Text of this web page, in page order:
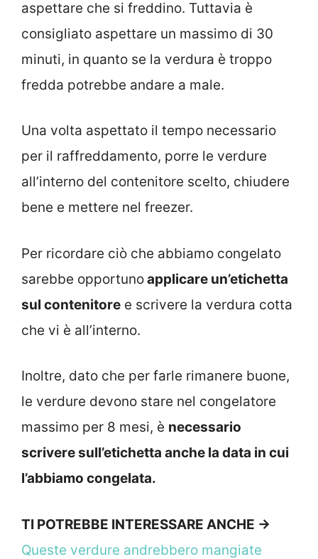
aspettare che si freddino. Tuttavia è
consigliato aspettare un massimo di 30
minuti, in quanto se la verdura è troppo
fredda potrebbe andare a male.
Una volta aspettato il tempo necessario
per il raffreddamento, porre le verdure
all’interno del contenitore scelto, chiudere
bene e mettere nel freezer.
Per ricordare ciò che abbiamo congelato
sarebbe opportunoapplicare un’etichetta
sul contenitore e scrivere la verdura cotta
che vi è all’interno.
Inoltre, dato che per farle rimanere buone,
le verdure devono stare nel congelatore
massimo per 8 mesi, è necessario
scrivere sull’etichetta anche la data in cui
l’abbiamo congelata.
TI POTREBBE INTERESSARE ANCHE ->
Queste verdure andrebbero mangiate